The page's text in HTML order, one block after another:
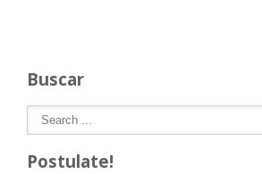
Buscar
Postulate!